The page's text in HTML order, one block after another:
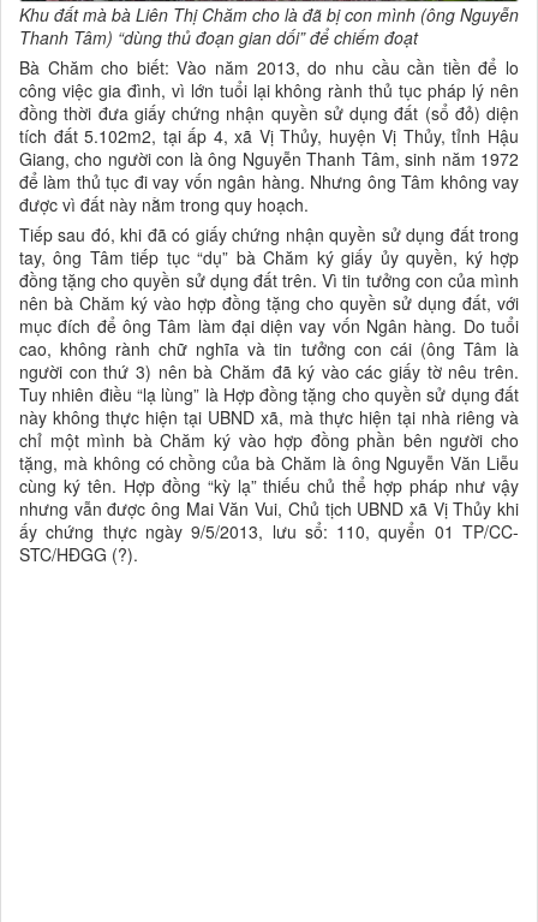
Khu đất mà bà Liên Thị Chăm cho là đã bị con mình (ông Nguyễn
Thanh Tâm) “dùng thủ đoạn gian dối” để chiếm đoạt
Bà Chăm cho biết: Vào năm 2013, do nhu cầu cần tiền để lo
công việc gia đình, vì lớn tuổi lại không rành thủ tục pháp lý nên
đồng thời đưa giấy chứng nhận quyền sử dụng đất (sổ đỏ) diện
tích đất 5.102m2, tại ấp 4, xã Vị Thủy, huyện Vị Thủy, tỉnh Hậu
Giang, cho người con là ông Nguyễn Thanh Tâm, sinh năm 1972
để làm thủ tục đi vay vốn ngân hàng. Nhưng ông Tâm không vay
được vì đất này nằm trong quy hoạch.
Tiếp sau đó, khi đã có giấy chứng nhận quyền sử dụng đất trong
tay, ông Tâm tiếp tục “dụ” bà Chăm ký giấy ủy quyền, ký hợp
đồng tặng cho quyền sử dụng đất trên. Vì tin tưởng con của mình
nên bà Chăm ký vào hợp đồng tặng cho quyền sử dụng đất, với
mục đích để ông Tâm làm đại diện vay vốn Ngân hàng. Do tuổi
cao, không rành chữ nghĩa và tin tưởng con cái (ông Tâm là
người con thứ 3) nên bà Chăm đã ký vào các giấy tờ nêu trên.
Tuy nhiên điều “lạ lùng” là Hợp đồng tặng cho quyền sử dụng đất
này không thực hiện tại UBND xã, mà thực hiện tại nhà riêng và
chỉ một mình bà Chăm ký vào hợp đồng phần bên người cho
tặng, mà không có chồng của bà Chăm là ông Nguyễn Văn Liễu
cùng ký tên. Hợp đồng “kỳ lạ” thiếu chủ thể hợp pháp như vậy
nhưng vẫn được ông Mai Văn Vui, Chủ tịch UBND xã Vị Thủy khi
ấy chứng thực ngày 9/5/2013, lưu sổ: 110, quyển 01 TP/CC-
STC/HĐGG (?).